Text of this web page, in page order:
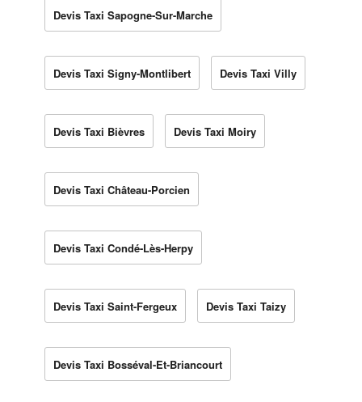
Devis Taxi Sapogne-Sur-Marche
Devis Taxi Signy-Montlibert Devis Taxi Villy
Devis Taxi Bièvres Devis Taxi Moiry
Devis Taxi Château-Porcien
Devis Taxi Condé-Lès-Herpy
Devis Taxi Saint-Fergeux Devis Taxi Taizy
Devis Taxi Bosséval-Et-Briancourt